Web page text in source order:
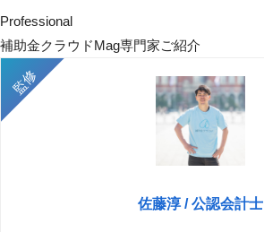
Professional
補助金クラウドMag専門家ご紹介
佐藤淳 / 公認会計士